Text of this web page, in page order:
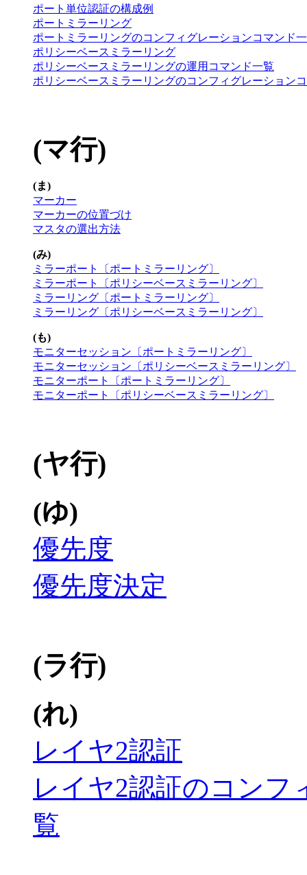
ポート単位認証の構成例
ポートミラーリング
ポートミラーリングのコンフィグレーションコマンド
ポリシーベースミラーリング
ポリシーベースミラーリングの運用コマンド一覧
ポリシーベースミラーリングのコンフィグレーション
(マ行)
(ま)
マーカー
マーカーの位置づけ
マスタの選出方法
(み)
ミラーポート〔ポートミラーリング〕
ミラーポート〔ポリシーベースミラーリング〕
ミラーリング〔ポートミラーリング〕
ミラーリング〔ポリシーベースミラーリング〕
(も)
モニターセッション〔ポートミラーリング〕
モニターセッション〔ポリシーベースミラーリング〕
モニターポート〔ポートミラーリング〕
モニターポート〔ポリシーベースミラーリング〕
(ヤ行)
(ゆ)
優先度
優先度決定
(ラ行)
(れ)
レイヤ2認証
レイヤ2認証のコンフ
覧